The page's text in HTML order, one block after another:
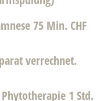
75 Min. CHF
verrechnet.
1 Std.